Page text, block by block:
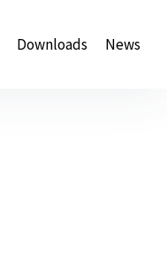
Downloads News